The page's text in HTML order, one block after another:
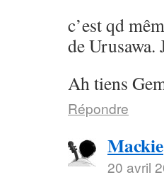
c’est qd
de Urusawa.
Ah tiens
Répondre
Mackie
20 avril